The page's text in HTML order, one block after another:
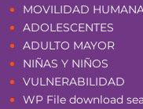
MOVILIDAD
ADOLESCENTES
ADULTO MAYOR
NIÑAS Y NIÑOS
VULNERABILIDAD
WP File download